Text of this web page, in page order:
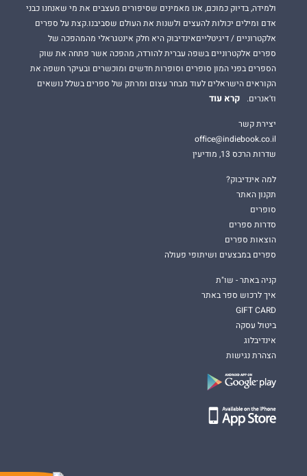
ולמידה, בדיוק כמוכם, אנו מאמינים שסיפורים מעצבים את מי שאנחנו כבני
אדם ומילים יכולות להעצים ולשנות את העולם שסביבנו.קצת על ספרים
אלקטרוניים / דיגיטלייםאינדיבוק היא חלק אינטגראלי מהמהפכה של
ספרים אלקטרוניים בשפה עברית להורדה, מהפכה אשר פתחה את שוק
הספרים בפני המון סופרים וסופרות חדשים ומוכשרים ובעיקר חשפה את
הקוראים הישראלים לעוד מבחר עצום ומרתק של ספרים בשלל נושאים
וז'אנרים.
קרא עוד
יצירת קשר
office@indiebook.co.il
שדרות הרכס 13, מודיעין
למה אינדיבוק?
תקנון האתר
סופרים
סדרות ספרים
הוצאות ספרים
ספרים במבצעים ושיתופי פעולה
קניה באתר - שו"ת
איך לרכוש ספר באתר
GIFT CARD
ביטול עסקה
אינדיבלוג
הצהרת נגישות